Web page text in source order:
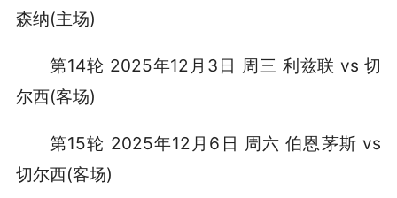
森纳(主场)
第14轮 2025年12月3日 周三 利兹联 vs 切
尔西(客场)
第15轮 2025年12月6日 周六 伯恩茅斯 vs
切尔西(客场)